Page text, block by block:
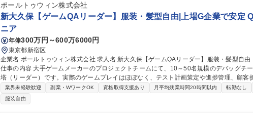
募集職種 【テレビ番組サポートスタッフ】人気テレビショッピング番組/未経験OK/年休120
ポールトゥウィン株式会社
新大久保【ゲームQAリーダー】服装・髪型自由|上場G企業で安定
ニア
年俸300万円～600万6000円
東京都新宿区
企業名 ポールトゥウィン株式会社 求人名 新大久保【ゲームQAリーダー】服装・髪型自由｜上場G企業で安定◎
仕事の内容 大手ゲームメーカーのプロジェクトチームにて、10～50名規模のデバッグチ
塔（リーダー）です。実際のゲームプレイはほぼなく、テスト計画策定や進捗管理、顧客
います。 【具体的なミッション】■チーム牽引:メンバーの育成や指導、適切なタスク配置 ■プロジェクト推進:テ
スト計画の策定、見積もり作成、進捗管理、顧客との折衝 ■品質設計:顧客企業と合意した
テスト実行計画を提案 【入社後の流れ】入社後はテスター業務を学び、実務知識を身につ
ト。その後は先輩リーダーによるOJTでじっくりと業務理解を深められます。 募集職種 新大久保【ゲームQAリー
業界未経験歓迎 副業・WワークOK 資格取得支援あり 月平均残業時間20時間以内 転勤なし
服装自由